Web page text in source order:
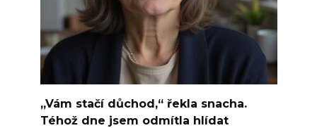
„Vám stačí důchod,“ řekla snacha.
Téhož dne jsem odmítla hlídat